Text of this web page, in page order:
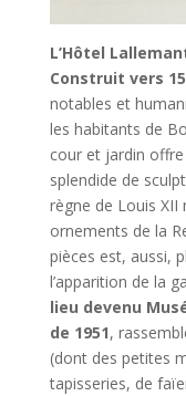
L’Hôtel
Construit vers
notables et
les habitants de
cour et jardin offre
splendide de
règne de Louis
ornements de la
pièces est, aussi,
l’apparition de la
lieu devenu
de 1951,
(dont des petites
tapisseries, de